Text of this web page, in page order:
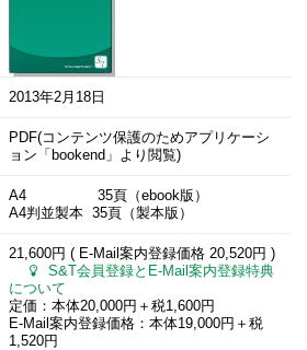
2013年2月18日
PDF(コンテンツ保護のためアプリケーシ
ョン「bookend」より閲覧)
A4 35頁（ebook版）
A4判並製本 35頁（製本版）
21,600円 ( E-Mail案内登録価格 20,520円 )
S&T会員登録とE-Mail案内登録特典
について
定価：本体20,000円＋税1,600円
E-Mail案内登録価格：本体19,000円＋税
1,520円